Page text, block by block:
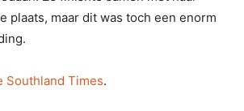
plaats, maar dit was toch een enorm
Southland Times.